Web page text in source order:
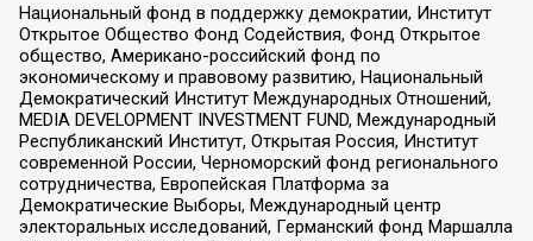
Национальный фонд в поддержку демократии, Институт
Открытое Общество Фонд Содействия, Фонд Открытое
общество, Американо-российский фонд по
экономическому и правовому развитию, Национальный
Демократический Институт Международных Отношений,
MEDIA DEVELOPMENT INVESTMENT FUND, Международный
Республиканский Институт, Открытая Россия, Институт
современной России, Черноморский фонд регионального
сотрудничества, Европейская Платформа за
Демократические Выборы, Международный центр
электоральных исследований, Германский фонд Маршалла